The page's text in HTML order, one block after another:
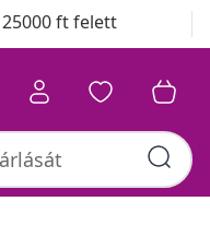
ft felett